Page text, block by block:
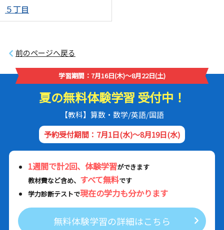
５丁目
前のページへ戻る
学習期間：7月16日(木)～8月22日(土)
夏の無料体験学習 受付中！
【教科】算数・数学/英語/国語
予約受付期間：7月1日(水)～8月19日(水)
1週間で計2回、体験学習ができます
教材費など含め、 すべて無料です
学力診断テストで現在の学力も分かります
無料体験学習の詳細はこちら